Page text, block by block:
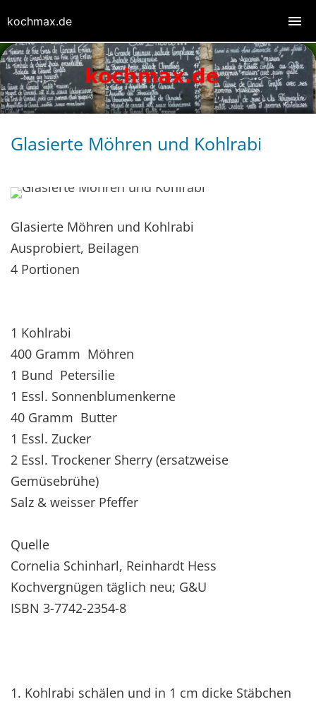
Glasierte Möhren und Kohlrabi
Glasierte Möhren und Kohlrabi
Ausprobiert, Beilagen
4 Portionen
1 Kohlrabi
400 Gramm Möhren
1 Bund Petersilie
1 Essl. Sonnenblumenkerne
40 Gramm Butter
1 Essl. Zucker
2 Essl. Trockener Sherry (ersatzweise
Gemüsebrühe)
Salz & weisser Pfeffer
Quelle
Cornelia Schinharl, Reinhardt Hess
Kochvergnügen täglich neu; G&U
ISBN 3-7742-2354-8
1. Kohlrabi schälen und in 1 cm dicke Stäbchen
kochmax.de